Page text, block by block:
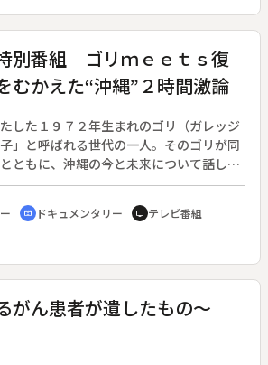
づくにつれ、山内は自身と亡き妻・雅江
印したはずの過去に直面せざるを得なく
別番組 ゴリｍｅｅｔｓ復
かえた“沖縄”２時間激論
した１９７２年生まれのゴリ（ガレッジ
」と呼ばれる世代の一人。そのゴリが同
ともに、沖縄の今と未来について話し合
いタレント・ゴリは、１９７２年５月生
１２年、復帰４０周年の沖縄県と同じ
。そんなゴリが復帰っ子の一人として故
帰っ子たちと、沖縄の今とこれからにつ
４つの問題「離婚率」「ウチナーグチの
基地」。スタジオに復帰っ子や同世代の
各テーマのコメンテーターたち１３人も
cinematic_blur ドキュメンタリー tv テレビ番組
ん患者が遺したもの～